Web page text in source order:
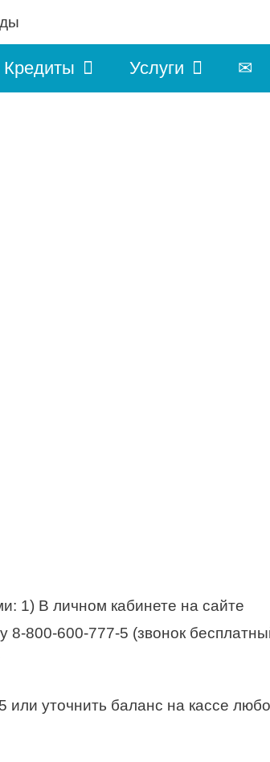
Кредиты Услуги ✉
1) В личном кабинете на сайте
8-800-600-777-5 (звонок
уточнить баланс на кассе